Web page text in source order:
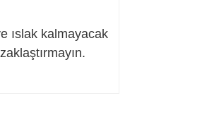
ıslak kalmayacak